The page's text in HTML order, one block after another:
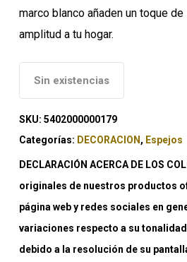
marco blanco añaden un toque
amplitud a tu hogar.
Sin existencias
SKU: 5402000000179
Categorías: DECORACION , Espejos
DECLARACIÓN ACERCA DE LOS
originales de nuestros productos
página web y redes sociales en
variaciones respecto a su
debido a la resolución de su